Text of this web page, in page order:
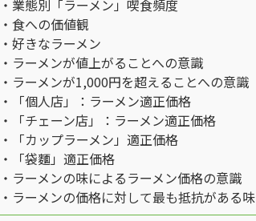
・業態別「ラーメン」喫食頻度
・食への価値観
・好きなラーメン
・ラーメンが値上がることへの意識
・ラーメンが1,000円を超えることへの意識
・「個人店」：ラーメン適正価格
・「チェーン店」：ラーメン適正価格
・「カップラーメン」適正価格
・「袋麵」適正価格
・ラーメンの味によるラーメン価格の意識
・ラーメンの価格に対して最も抵抗がある味